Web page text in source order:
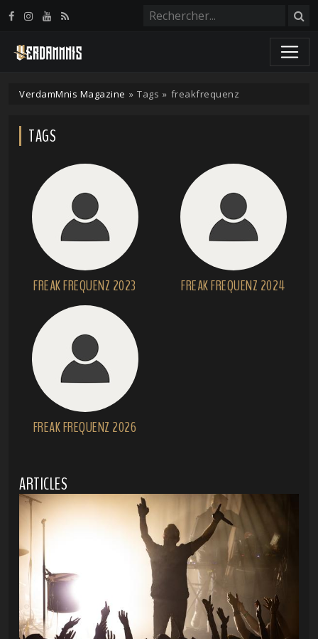
VerdamMnis Magazine » Tags » freakfrequenz
TAGS
FREAK FREQUENZ 2023 FREAK FREQUENZ 2024
FREAK FREQUENZ 2026
ARTICLES
Panneau de gestion des cookies